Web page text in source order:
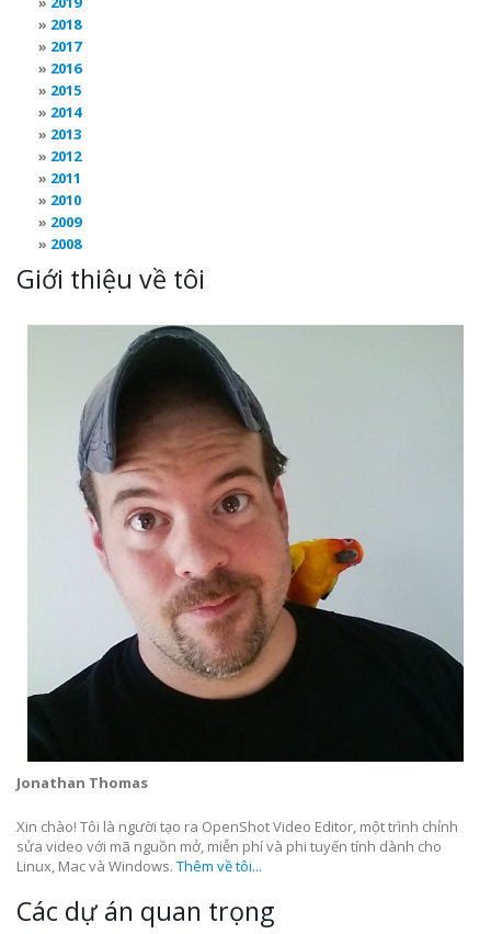
2018
2017
2016
2015
2014
2013
2012
2011
2010
2009
2008
Giới thiệu về tôi
Jonathan Thomas
Xin chào! Tôi là người tạo ra OpenShot Video Editor, một trình chỉnh
sửa video với mã nguồn mở, miễn phí và phi tuyến tính dành cho
Linux, Mac và Windows. Thêm về tôi...
Các dự án quan trọng